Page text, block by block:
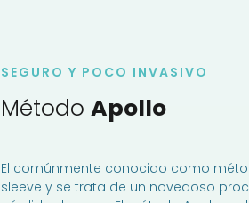
SEGURO Y POCO INVASIVO
Método Apollo
El comúnmente conocido como
sleeve y se trata de un novedoso